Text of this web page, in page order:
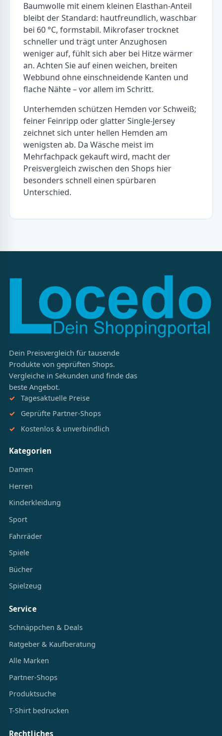
Baumwolle mit einem kleinen Elasthan-Anteil
bleibt der Standard: hautfreundlich, waschbar
bei 60 °C, formstabil. Mikrofaser trocknet
schneller und trägt unter Anzughosen
weniger auf, fühlt sich aber bei Hitze wärmer
an. Achten Sie auf einen weichen, breiten
Webbund ohne einschneidende Kanten und
flache Nähte – vor allem im Schritt.
Unterhemden schützen Hemden vor Schweiß;
feiner Feinripp oder glatter Single-Jersey
zeichnet sich unter hellen Hemden am
wenigsten ab. Da Wäsche meist im
Mehrfachpack gekauft wird, macht der
Preisvergleich zwischen den Shops hier
besonders schnell einen spürbaren
Unterschied.
Dein Preisvergleich für tausende
Produkte von geprüften Shops.
Vergleiche in Sekunden und finde das
beste Angebot.
Tagesaktuelle Preise
Geprüfte Partner-Shops
Kostenlos & unverbindlich
Kategorien
Damen
Herren
Kinderkleidung
Sport
Fahrräder
Spiele
Bücher
Spielzeug
Service
Schnäppchen & Deals
Ratgeber & Kaufberatung
Alle Marken
Partner-Shops
Produktsuche
T-Shirt bedrucken
Rechtliches